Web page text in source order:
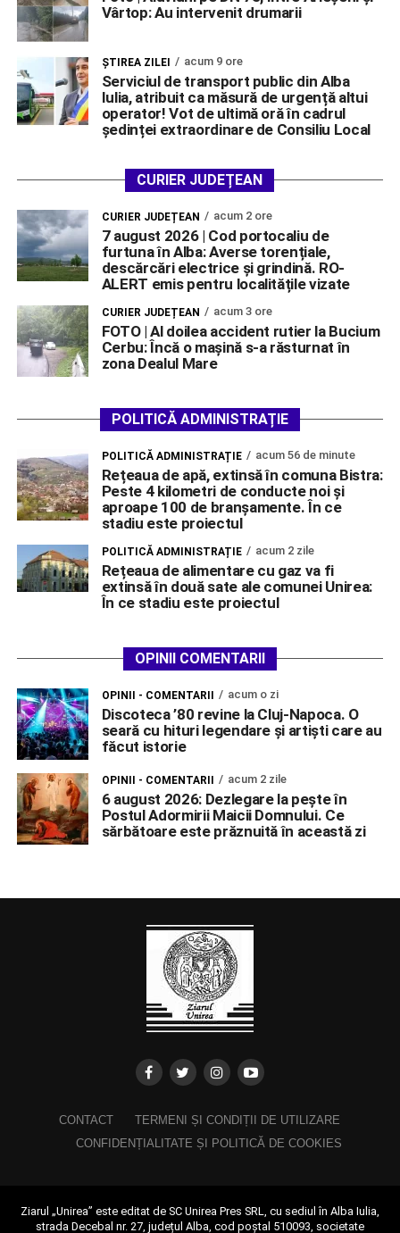
Vârtop: Au intervenit drumarii
ŞTIREA ZILEI acum 9 ore
Serviciul de transport public din Alba
Iulia, atribuit ca măsură de urgență altui
operator! Vot de ultimă oră în cadrul
ședinței extraordinare de Consiliu Local
CURIER JUDEȚEAN
CURIER JUDEȚEAN acum 2 ore
7 august 2026 | Cod portocaliu de
furtuna în Alba: Averse torențiale,
descărcări electrice și grindină. RO-
ALERT emis pentru localitățile vizate
CURIER JUDEȚEAN acum 3 ore
FOTO | Al doilea accident rutier la Bucium
Cerbu: Încă o mașină s-a răsturnat în
zona Dealul Mare
POLITICĂ ADMINISTRAȚIE
POLITICĂ ADMINISTRAȚIE acum 56 de minute
Rețeaua de apă, extinsă în comuna Bistra:
Peste 4 kilometri de conducte noi și
aproape 100 de branșamente. În ce
stadiu este proiectul
POLITICĂ ADMINISTRAȚIE acum 2 zile
Rețeaua de alimentare cu gaz va fi
extinsă în două sate ale comunei Unirea:
În ce stadiu este proiectul
OPINII COMENTARII
OPINII - COMENTARII acum o zi
Discoteca ’80 revine la Cluj-Napoca. O
seară cu hituri legendare și artiști care au
făcut istorie
OPINII - COMENTARII acum 2 zile
6 august 2026: Dezlegare la pește în
Postul Adormirii Maicii Domnului. Ce
sărbătoare este prăznuită în această zi
CONTACT
TERMENI ȘI CONDIȚII DE UTILIZARE
CONFIDENȚIALITATE ȘI POLITICĂ DE COOKIES
Ziarul „Unirea” este editat de SC Unirea Pres SRL, cu sediul în Alba Iulia,
strada Decebal nr. 27, județul Alba, cod poștal 510093, societate